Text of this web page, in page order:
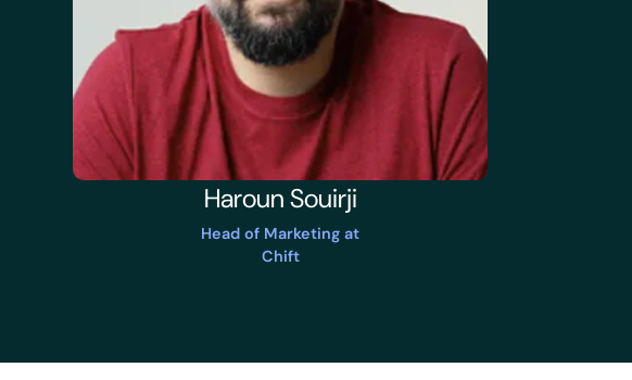
Haroun Souirji
Head of Marketing at
Chift